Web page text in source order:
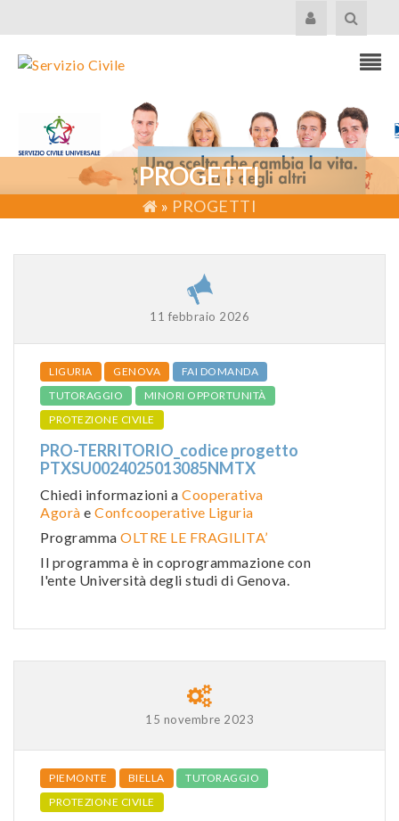
PROGETTI
» PROGETTI
11 febbraio 2026
LIGURIA GENOVA
FAI DOMANDA
TUTORAGGIO
MINORI OPPORTUNITÀ
PROTEZIONE CIVILE
PRO-TERRITORIO_codice progetto
PTXSU0024025013085NMTX
Chiedi informazioni a Cooperativa
Agorà e Confcooperative Liguria
Programma OLTRE LE FRAGILITA’
Il programma è in coprogrammazione con
l'ente Università degli studi di Genova.
15 novembre 2023
PIEMONTE BIELLA
TUTORAGGIO
PROTEZIONE CIVILE